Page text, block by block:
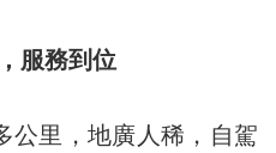
服務到位
里，地廣人稀，自駕